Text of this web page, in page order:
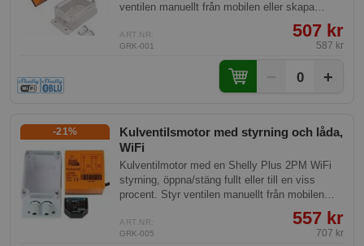
ventilen manuellt från mobilen eller skapa
ART.NR:
GRK-001
507 kr
587 kr
0 +
Kulventilsmotor med styrning och låda,
WiFi
-21%
Kulventilmotor med en Shelly Plus 2PM WiFi
styrning, öppna/stäng fullt eller till en viss
procent. Styr ventilen manuellt från mobilen
ART.NR:
GRK-005
557 kr
707 kr